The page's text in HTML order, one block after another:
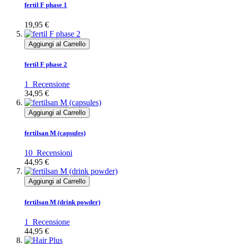
fertil F phase 1
19,95 €
Aggiungi al Carrello
fertil F phase 2
1 Recensione
34,95 €
Aggiungi al Carrello
fertilsan M (capsules)
10 Recensioni
44,95 €
Aggiungi al Carrello
fertilsan M (drink powder)
1 Recensione
44,95 €